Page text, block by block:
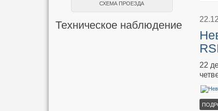
СХЕМА ПРОЕЗДА
Техническое наблюдение
22